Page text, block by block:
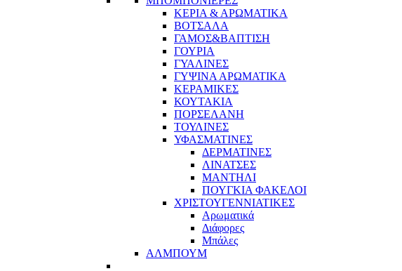
ΚΕΡΙΑ & ΑΡΩΜΑΤΙΚΑ
ΒΟΤΣΑΛΑ
ΓΑΜΟΣ&ΒΑΠΤΙΣΗ
ΓΟΥΡΙΑ
ΓΥΑΛΙΝΕΣ
ΓΥΨΙΝΑ ΑΡΩΜΑΤΙΚΑ
ΚΕΡΑΜΙΚΕΣ
ΚΟΥΤΑΚΙΑ
ΠΟΡΣΕΛΑΝΗ
ΤΟΥΛΙΝΕΣ
ΥΦΑΣΜΑΤΙΝΕΣ
ΔΕΡΜΑΤΙΝΕΣ
ΛΙΝΑΤΣΕΣ
ΜΑΝΤΗΛΙ
ΠΟΥΓΚΙΑ ΦΑΚΕΛΟΙ
ΧΡΙΣΤΟΥΓΕΝΝΙΑΤΙΚΕΣ
Αρωματικά
Διάφορες
Μπάλες
ΑΛΜΠΟΥΜ